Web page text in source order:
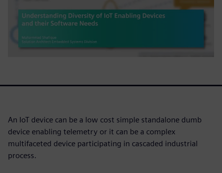
An IoT device can be a low cost simple standalone dumb
device enabling telemetry or it can be a complex
multifaceted device participating in cascaded industrial
process.